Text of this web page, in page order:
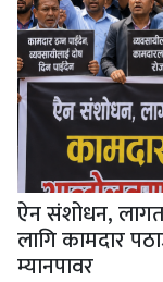
ऐन संशोधन, लागत
लागि कामदार
म्यानपावर